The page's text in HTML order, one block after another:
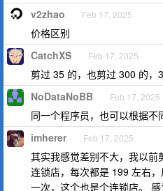
v2zhao Feb 17, 2025
价格区别
CatchXS Feb 17, 2025
剪过 35 的，也剪过 300 的，
NoDataNoBB Feb 17, 2025
同一个程序员，也可以根据不
imherer Feb 17, 2025
其实我感觉差别不大，我以
连锁店，每次都是 199 左右
一次，这个也是个连锁店。